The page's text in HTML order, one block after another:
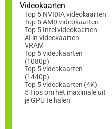
Videokaarten
Top 5 NVIDIA videokaarten
Top 5 AMD videokaarten
Top 5 Intel videokaarten
AI in videokaarten
VRAM
Top 5 videokaarten
(1080p)
Top 5 videokaarten
(1440p)
Top 5 videokaarten (4K)
5 Tips om het maximale uit
je GPU te halen